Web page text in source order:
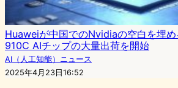
Huaweiが中国でのNvidiaの空白を埋
910C AIチップの大量出荷を開始
AI（人工知能）ニュース
2025年4月23日16:52